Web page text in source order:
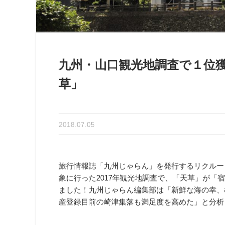
九州・山口観光地調査で１位
草」
2018.07.05
旅行情報誌「九州じゃらん」を発行するリクル
象に行った2017年観光地調査で、「天草」が「
ました！九州じゃらん編集部は「新鮮な海の幸
産登録目前の崎津集落も満足度を高めた」と分析